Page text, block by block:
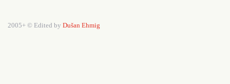
2005+ © Edited by Dušan Ehmig